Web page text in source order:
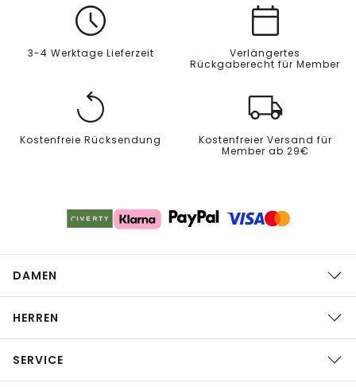
3-4 Werktage Lieferzeit
Verlängertes
Rückgaberecht für Member
Kostenfreie Rücksendung
Kostenfreier Versand für
Member ab 29€
DAMEN
HERREN
SERVICE